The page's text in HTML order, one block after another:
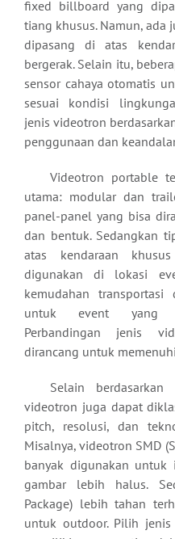
fixed billboard yang
tiang khusus. Namun,
dipasang di atas
bergerak. Selain itu,
sensor cahaya otomatis
sesuai kondisi
jenis videotron
penggunaan dan
Videotron portable
utama: modular dan
panel-panel yang bisa
dan bentuk. Sedangkan
atas kendaraan
digunakan di lokasi
kemudahan
untuk event yang
Perbandingan jenis
dirancang untuk
Selain
videotron juga dapat
pitch, resolusi, dan
Misalnya, videotron SMD
banyak digunakan untuk
gambar lebih halus.
Package) lebih tahan
untuk outdoor. Pilih